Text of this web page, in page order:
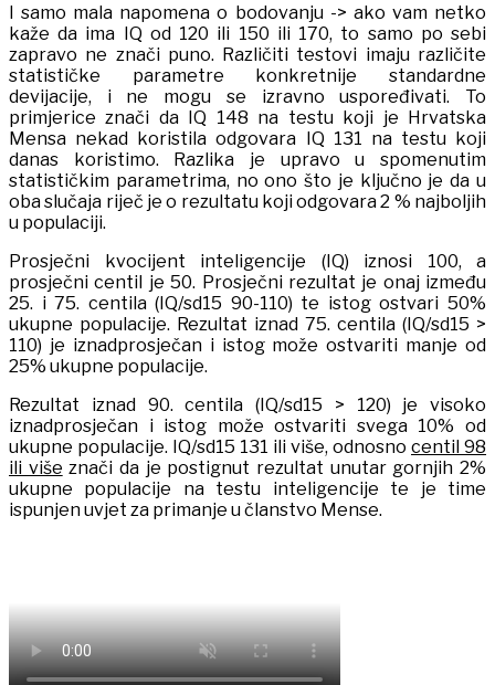
I samo mala napomena o bodovanju -> ako vam netko
kaže da ima IQ od 120 ili 150 ili 170, to samo po sebi
zapravo ne znači puno. Različiti testovi imaju različite
statističke parametre konkretnije standardne
devijacije, i ne mogu se izravno uspoređivati. To
primjerice znači da IQ 148 na testu koji je Hrvatska
Mensa nekad koristila odgovara IQ 131 na testu koji
danas koristimo. Razlika je upravo u spomenutim
statističkim parametrima, no ono što je ključno je da u
oba slučaja riječ je o rezultatu koji odgovara 2 % najboljih
u populaciji.
Prosječni kvocijent inteligencije (IQ) iznosi 100, a
prosječni centil je 50. Prosječni rezultat je onaj između
25. i 75. centila (IQ/sd15 90-110) te istog ostvari 50%
ukupne populacije. Rezultat iznad 75. centila (IQ/sd15 >
110) je iznadprosječan i istog može ostvariti manje od
25% ukupne populacije.
Rezultat iznad 90. centila (IQ/sd15 > 120) je visoko
iznadprosječan i istog može ostvariti svega 10% od
ukupne populacije. IQ/sd15 131 ili više, odnosno centil 98
ili više znači da je postignut rezultat unutar gornjih 2%
ukupne populacije na testu inteligencije te je time
ispunjen uvjet za primanje u članstvo Mense.